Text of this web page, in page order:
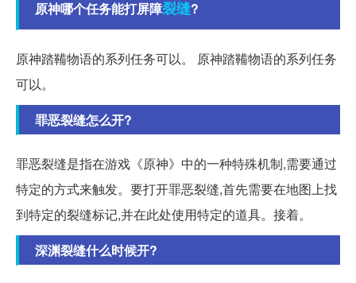
原神哪个任务能打屏障裂缝?
原神踏鞴物语的系列任务可以。 原神踏鞴物语的系列任务
可以。
罪恶裂缝怎么开?
罪恶裂缝是指在游戏《原神》中的一种特殊机制,需要通过
特定的方式来触发。要打开罪恶裂缝,首先需要在地图上找
到特定的裂缝标记,并在此处使用特定的道具。接着。
深渊裂缝什么时候开?